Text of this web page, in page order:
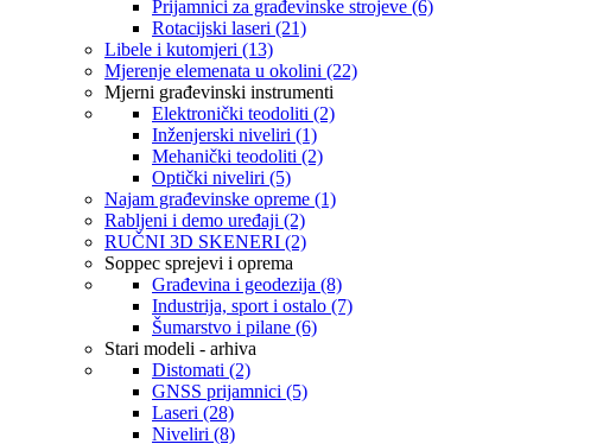
Prijamnici za građevinske strojeve (6)
Rotacijski laseri (21)
Libele i kutomjeri (13)
Mjerenje elemenata u okolini (22)
Mjerni građevinski instrumenti
Elektronički teodoliti (2)
Inženjerski niveliri (1)
Mehanički teodoliti (2)
Optički niveliri (5)
Najam građevinske opreme (1)
Rabljeni i demo uređaji (2)
RUČNI 3D SKENERI (2)
Soppec sprejevi i oprema
Građevina i geodezija (8)
Industrija, sport i ostalo (7)
Šumarstvo i pilane (6)
Stari modeli - arhiva
Distomati (2)
GNSS prijamnici (5)
Laseri (28)
Niveliri (8)